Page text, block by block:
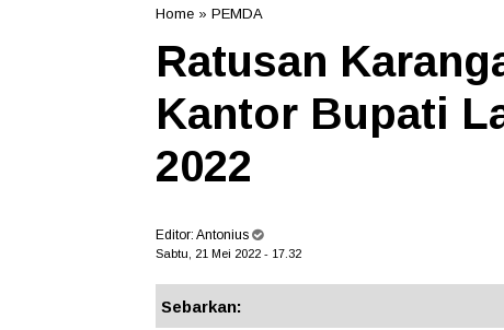
Home » PEMDA
Ratusan
Kantor Bupati
2022
Editor: Antonius
Sabtu, 21 Mei 2022 - 17.32
Sebarkan: